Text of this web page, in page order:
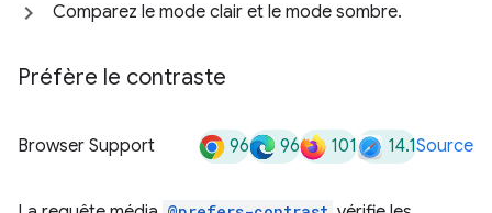
Comparez le mode clair et le mode sombre.
Préfère le contraste
Browser Support 96 96 101 14.1Source